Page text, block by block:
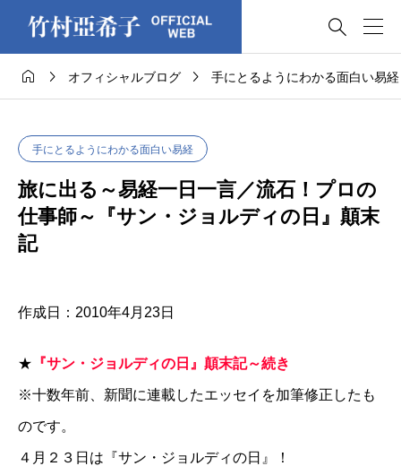

  オフィシャルブログ  手にとるようにわかる面白い易経
手にとるようにわかる面白い易経
旅に出る～易経一日一言／流石！プロの
仕事師～『サン・ジョルディの日』顛末
記
作成日：2010年4月23日
★ 『サン・ジョルディの日』顛末記～続き
※十数年前、新聞に連載したエッセイを加筆修正したも
のです。
４月２３日は『サン・ジョルディの日』！